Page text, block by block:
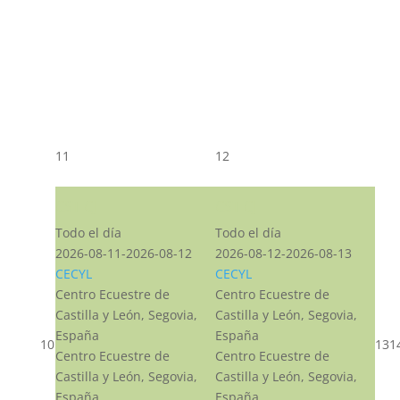
10
11
Todo el día
2026-08-11-2026-08-12
CECYL
Centro Ecuestre de
Castilla y León, Segovia,
España
Centro Ecuestre de
Castilla y León, Segovia,
12
Todo el día
2026-08-12-2026-08-13
CECYL
Centro Ecuestre de
Castilla y León, Segovia,
España
Centro Ecuestre de
Castilla y León, Segovia,
13